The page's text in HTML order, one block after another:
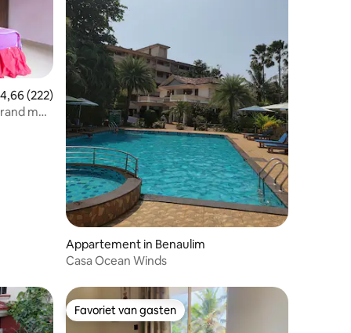
beoordeling van 4,66 op 5, 222 recensies
4,66 (222)
met
Appartement in Benaulim
Casa Ocean Winds
Favoriet van gasten
Favoriet van gasten